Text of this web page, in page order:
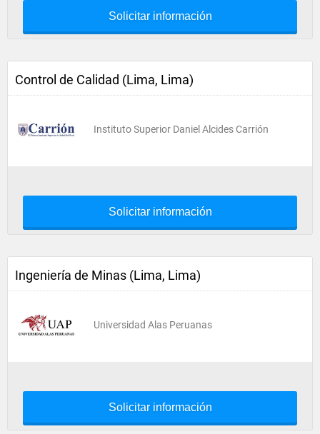
Solicitar información
Control de Calidad (Lima, Lima)
Instituto Superior Daniel Alcides Carrión
Solicitar información
Ingeniería de Minas (Lima, Lima)
Universidad Alas Peruanas
Solicitar información